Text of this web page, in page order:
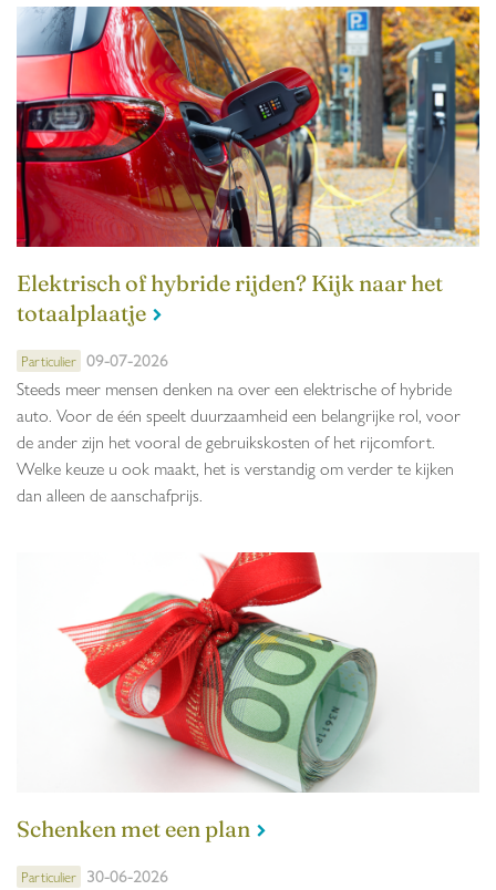
Elektrisch of hybride rijden? Kijk naar het
totaalplaatje
Particulier 09-07-2026
Steeds meer mensen denken na over een elektrische of hybride
auto. Voor de één speelt duurzaamheid een belangrijke rol, voor
de ander zijn het vooral de gebruikskosten of het rijcomfort.
Welke keuze u ook maakt, het is verstandig om verder te kijken
dan alleen de aanschafprijs.
Schenken met een plan
Particulier 30-06-2026